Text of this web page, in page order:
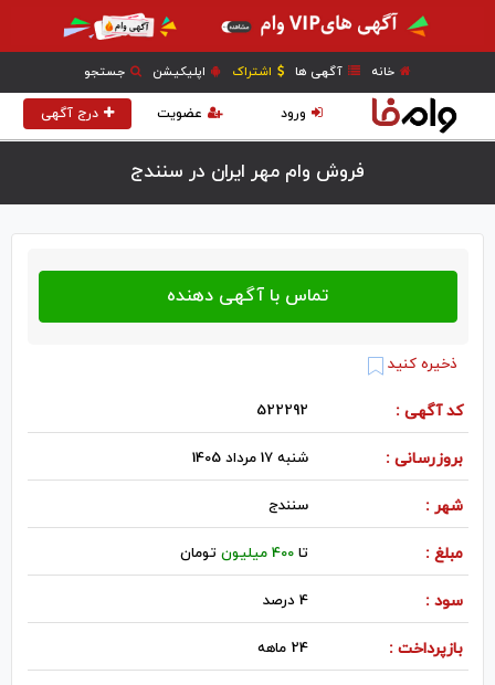
خانه آگهی ها اشتراک اپلیکیشن جستجو
درج آگهی عضویت ورود
فروش وام مهر ایران در سنندج
ذخیره کنید
کد آگهی : 522292
بروزرسانی : شنبه 17 مرداد 1405
شهر : سنندج
مبلغ : تا400 میلیون تومان
سود : 4 درصد
بازپرداخت : 24 ماهه